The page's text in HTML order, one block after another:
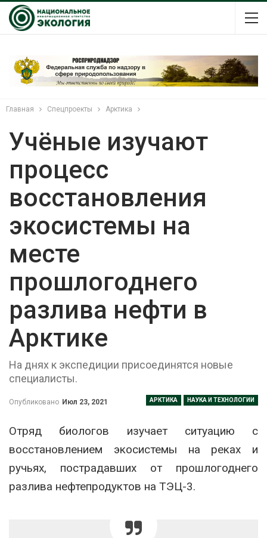
Главная Спецпроекты Арктика
Учёные изучают
процесс
восстановления
экосистемы на
месте
прошлогоднего
разлива нефти в
Арктике
На днях к экспедиции присоединятся новые
специалисты.
АРКТИКА НАУКА И ТЕХНОЛОГИИ
Опубликовано Июл 23, 2021
Отряд биологов изучает ситуацию с
восстановлением экосистемы на реках и
ручьях, пострадавших от прошлогоднего
разлива нефтепродуктов на ТЭЦ-3.